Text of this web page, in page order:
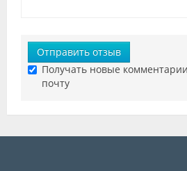
Отправить отзыв
Получать новые
почту